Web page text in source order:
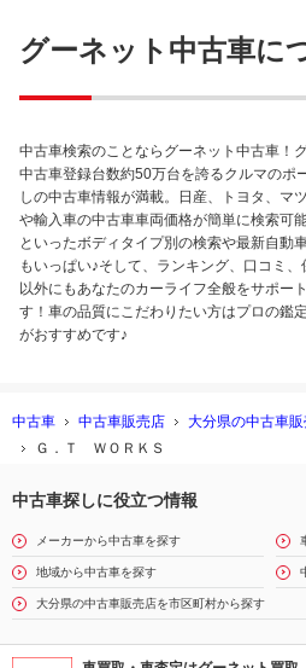
グーネット中古車に
中古車検索のことならグーネット中古車！
中古車登録台数約50万台を誇るクルマのポ
しの中古車情報が満載。日産、トヨタ、マ
や輸入車の中古車車両価格が簡単に検索可
といったボディタイプ別の検索や最新自動
もいっぱい♪そして、ランキング、口コミ
以外にもあなたのカーライフ全般をサポー
す！車の品質にこだわりたい方はプロの鑑
がおすすめです♪
中古車 中古車販売店 大分県の中古車
Ｇ．Ｔ ＷＯＲＫＳ
中古車探しに役立つ情報
メーカーから中古車を探す
地域から中古車を探す
大分県の中古車販売店を市区町村から探す